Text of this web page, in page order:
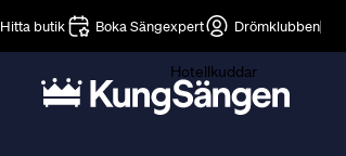
Hitta butik Boka Sängexpert Drömklubben
Hotellkuddar